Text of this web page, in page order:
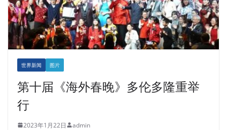
世界新闻 图片
第十届《海外春晚》多伦多隆重举
行
2023年1月22日 admin